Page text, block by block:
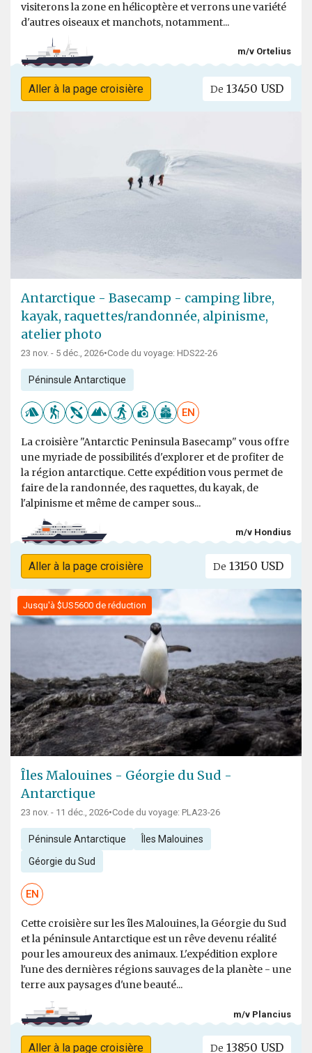
visiterons la zone en hélicoptère et verrons une variété
d'autres oiseaux et manchots, notamment...
m/v Ortelius
Aller à la page croisière De 13450 USD
Antarctique - Basecamp - camping libre,
kayak, raquettes/randonnée, alpinisme,
atelier photo
23 nov. - 5 déc., 2026•Code du voyage: HDS22-26
Péninsule Antarctique
EN
La croisière "Antarctic Peninsula Basecamp" vous offre
une myriade de possibilités d'explorer et de profiter de
la région antarctique. Cette expédition vous permet de
faire de la randonnée, des raquettes, du kayak, de
l'alpinisme et même de camper sous...
m/v Hondius
Aller à la page croisière De 13150 USD
Jusqu'à $US5600 de réduction
Îles Malouines - Géorgie du Sud -
Antarctique
23 nov. - 11 déc., 2026•Code du voyage: PLA23-26
Péninsule Antarctique Îles Malouines
Géorgie du Sud
EN
Cette croisière sur les îles Malouines, la Géorgie du Sud
et la péninsule Antarctique est un rêve devenu réalité
pour les amoureux des animaux. L'expédition explore
l'une des dernières régions sauvages de la planète - une
terre aux paysages d'une beauté...
m/v Plancius
Aller à la page croisière De 13850 USD